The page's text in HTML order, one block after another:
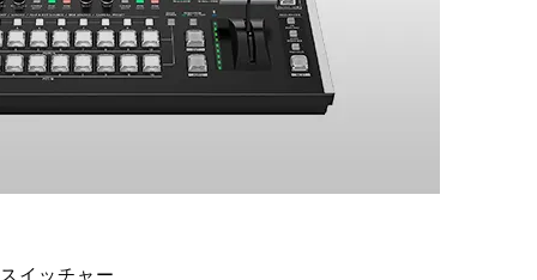
イッチャー